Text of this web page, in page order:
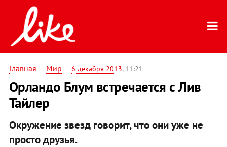
Главная — Мир — 6 декабря 2013, 11:21
Орландо Блум встречается с Лив
Тайлер
Окружение звезд говорит, что они уже не
просто друзья.